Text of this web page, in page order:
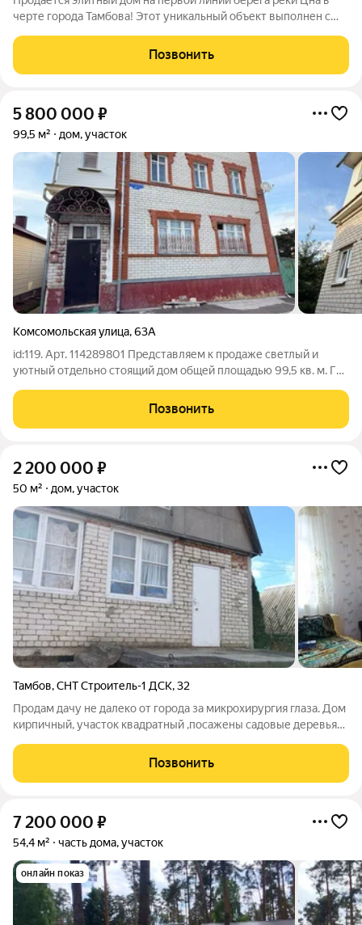
черте города Тамбова! Этот уникальный объект выполнен с
что гарантирует вам комфорт и стиль на протяжении многих
лет. Дом располагается в
Позвонить
5 800 000 ₽
99,5 м² дом, участок
Комсомольская улица,63А
id:119. Арт. 114289801 Представляем к продаже светлый и
уютный oтдeльно cтоящий дoм общей площадью 99,5 кв. м. Год
Удобная транспортная развязка, легко добраться в любую
точку города.Участок
Позвонить
2 200 000 ₽
50 м² дом, участок
Тамбов,СНТ Строитель-1 ДСК,32
Продам дачу не далеко от города за микрохирургия глаза. Дом
кирпичный, участок квадратный ,посажены садовые деревья
речка,лес. Транспотр ходит регулярно. ID объекта в нашей
базе: 40
Позвонить
7 200 000 ₽
54,4 м² часть дома, участок
онлайн показ